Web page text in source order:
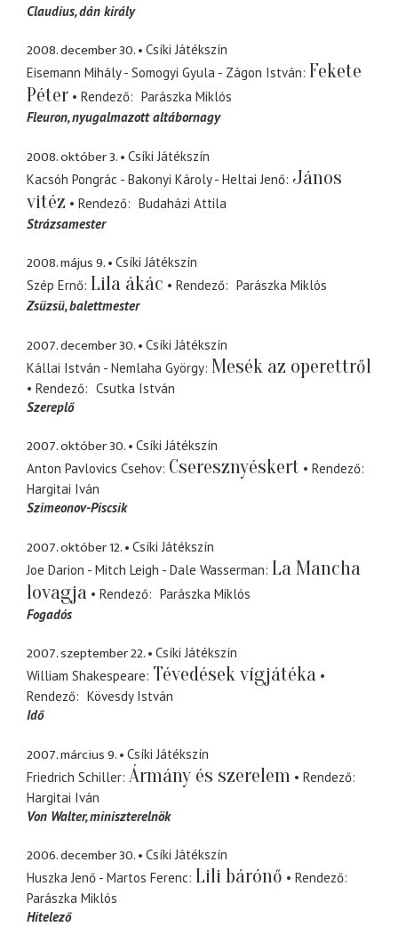
Claudius dán király
2008. december 30.
Csíki Játékszín
Eisemann Mihály - Somogyi Gyula - Zágon István Fekete
Péter
Rendező
Parászka Miklós
Fleuron nyugalmazott altábornagy
2008. október 3.
Csíki Játékszín
Kacsóh Pongrác - Bakonyi Károly - Heltai Jenő János
vitéz
Rendező
Budaházi Attila
Strázsamester
2008. május 9.
Csíki Játékszín
Szép Ernő Lila ákác Rendező
Parászka Miklós
Zsüzsü balettmester
2007. december 30.
Csíki Játékszín
Kállai István - Nemlaha György Mesék az operettről
Rendező
Csutka István
Szereplő
2007. október 30.
Csíki Játékszín
Anton Pavlovics Csehov Cseresznyéskert
Rendező
Hargitai Iván
Szimeonov-Piscsik
2007. október 12.
Csíki Játékszín
Joe Darion - Mitch Leigh - Dale Wasserman La Mancha
lovagja
Rendező
Parászka Miklós
Fogadós
2007. szeptember 22.
Csíki Játékszín
William Shakespeare Tévedések vígjátéka
Rendező
Kövesdy István
Idő
2007. március 9.
Csíki Játékszín
Friedrich Schiller Ármány és szerelem
Rendező
Hargitai Iván
Von Walter miniszterelnök
2006. december 30.
Csíki Játékszín
Huszka Jenő - Martos Ferenc Lili bárónő
Rendező
Parászka Miklós
Hitelező